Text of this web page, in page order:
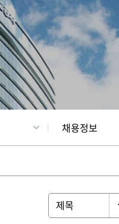
일반현황
채용정보